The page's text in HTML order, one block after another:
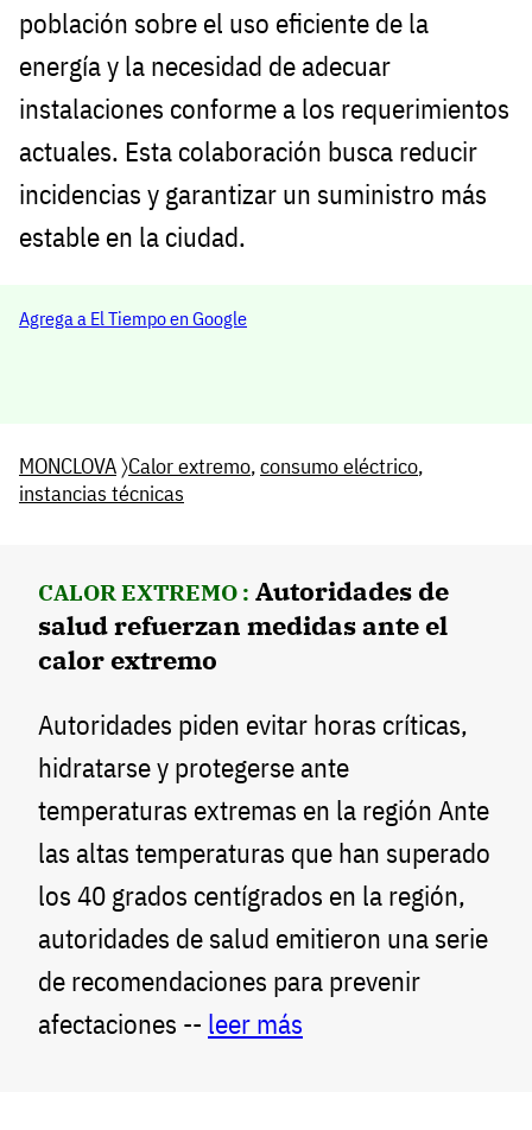
población sobre el uso eficiente de la
energía y la necesidad de adecuar
instalaciones conforme a los requerimientos
actuales. Esta colaboración busca reducir
incidencias y garantizar un suministro más
estable en la ciudad.
Agrega a El Tiempo en Google
MONCLOVA〉Calor extremo,consumo eléctrico,
instancias técnicas
CALOR EXTREMO : Autoridades de
salud refuerzan medidas ante el
calor extremo
Autoridades piden evitar horas críticas,
hidratarse y protegerse ante
temperaturas extremas en la región Ante
las altas temperaturas que han superado
los 40 grados centígrados en la región,
autoridades de salud emitieron una serie
de recomendaciones para prevenir
afectaciones -- leer más